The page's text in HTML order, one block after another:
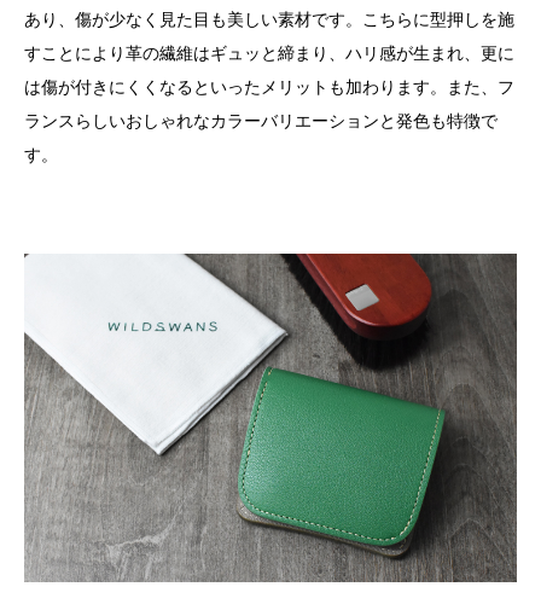
あり、傷が少なく見た目も美しい素材です。こちらに型押しを施
すことにより革の繊維はギュッと締まり、ハリ感が生まれ、更に
は傷が付きにくくなるといったメリットも加わります。また、フ
ランスらしいおしゃれなカラーバリエーションと発色も特徴で
す。